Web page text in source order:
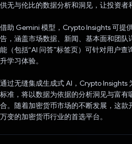
供无与伦比的数据分析和洞见，让投资者
借助 Gemini 模型，Crypto Insights 可提
告，涵盖市场数据、新闻、基本面和团队
能（包括“AI 问答”标签页）可针对用户
升学习体验。
通过无缝集成生成式 AI，Crypto Insights
标准，将以数据为依据的分析洞见与富
合。随着加密货币市场的不断发展，这款
万变的加密货币行业的首选平台。